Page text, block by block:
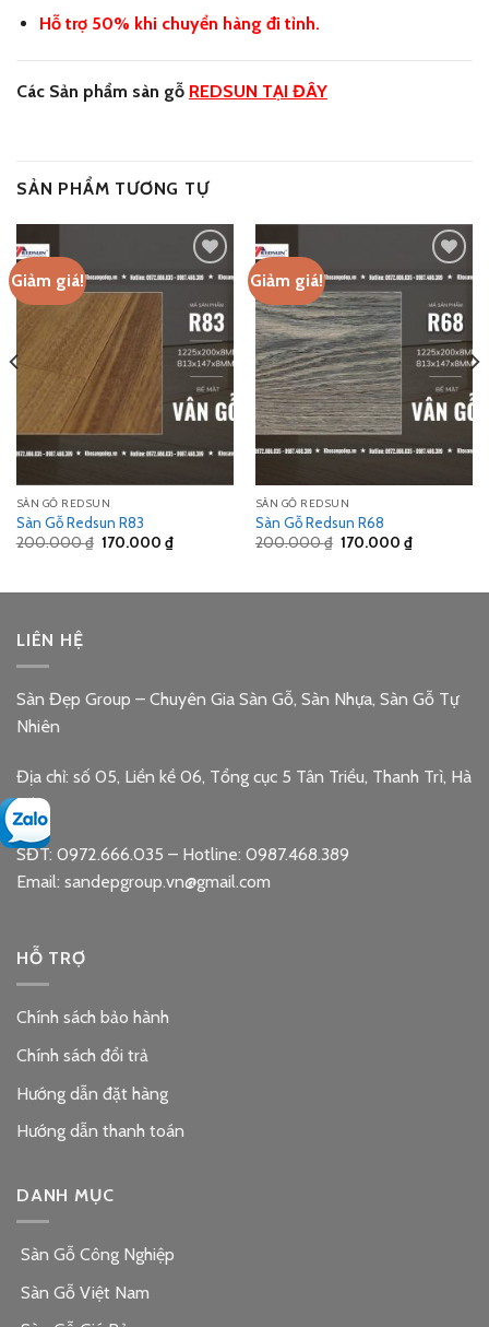
Hỗ trợ 50% khi chuyển hàng đi tỉnh.
Các Sản phẩm sàn gỗ REDSUN TẠI ĐÂY
SẢN PHẨM TƯƠNG TỰ
Giảm giá!
Add
wishlist
SÀN GỖ REDSUN
Sàn Gỗ Redsun R83
200.000₫ Giá
170.000 ₫Giá
hiện
170.000 ₫.
Giảm giá!
Add
wishlist
SÀN GỖ REDSUN
Sàn Gỗ Redsun R68
200.000₫ Giá
170.000 ₫Giá
hiện
170.000 ₫.
LIÊN HỆ
Sàn Đẹp Group – Chuyên Gia Sàn Gỗ, Sàn Nhựa, Sàn Gỗ Tự
Nhiên
Địa chỉ: số 05, Liền kề 06, Tổng cục 5 Tân Triều, Thanh Trì, Hà
Nội
SĐT: 0972.666.035 – Hotline: 0987.468.389
Email: sandepgroup.vn@gmail.com
HỖ TRỢ
Chính sách bảo hành
Chính sách đổi trả
Hướng dẫn đặt hàng
Hướng dẫn thanh toán
DANH MỤC
Sàn Gỗ Công Nghiệp
Sàn Gỗ Việt Nam